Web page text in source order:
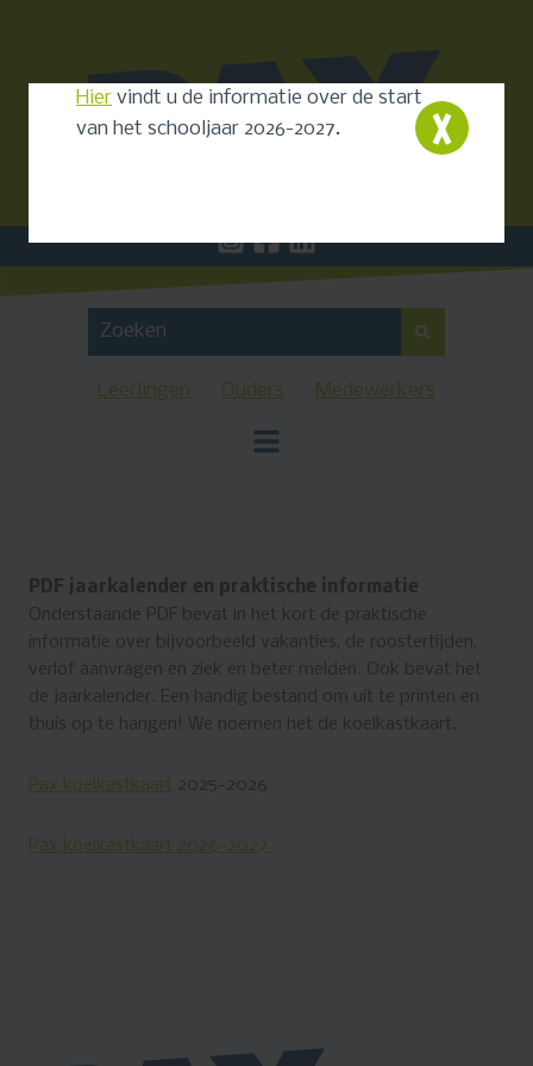
Hier vindt u de informatie over de start
van het schooljaar 2026-2027.
Leerlingen Ouders Medewerkers
PDF jaarkalender en praktische informatie
Onderstaande PDF bevat in het kort de praktische
informatie over bijvoorbeeld vakanties, de roostertijden,
verlof aanvragen en ziek en beter melden. Ook bevat het
de jaarkalender. Een handig bestand om uit te printen en
thuis op te hangen! We noemen het de koelkastkaart.
Pax koelkastkaart 2025-2026
Pax koelkastkaart 2026-2027